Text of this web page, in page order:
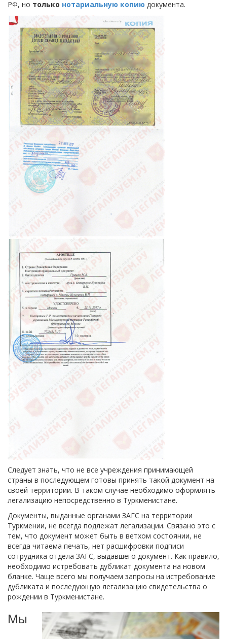
РФ, но только нотариальную копию документа.
Следует знать, что не все учреждения принимающей
страны в последующем готовы принять такой документ на
своей территории. В таком случае необходимо оформлять
легализацию непосредственно в Туркменистане.
Документы, выданные органами ЗАГС на территории
Туркмении, не всегда подлежат легализации. Связано это с
тем, что документ может быть в ветхом состоянии, не
всегда читаема печать, нет расшифровки подписи
сотрудника отдела ЗАГС, выдавшего документ. Как правило,
необходимо истребовать дубликат документа на новом
бланке. Чаще всего мы получаем запросы на истребование
дубликата и последующую легализацию свидетельства о
рождении в Туркменистане.
Мы